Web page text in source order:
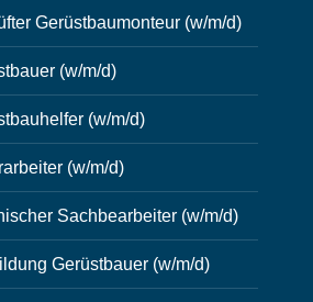
Gerüstbaumonteur (w/m/d)
(w/m/d)
(w/m/d)
(w/m/d)
Sachbearbeiter (w/m/d)
Gerüstbauer (w/m/d)